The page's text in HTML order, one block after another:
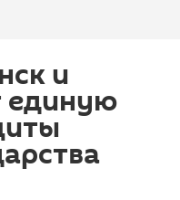
и
единую